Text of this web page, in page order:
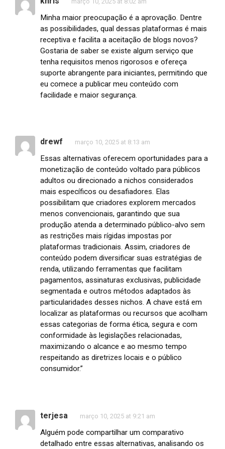
Minha maior preocupação é a aprovação. Dentre
as possibilidades, qual dessas plataformas é mais
receptiva e facilita a aceitação de blogs novos?
Gostaria de saber se existe algum serviço que
tenha requisitos menos rigorosos e ofereça
suporte abrangente para iniciantes, permitindo que
eu comece a publicar meu conteúdo com
facilidade e maior segurança.
drewf março 10, 2025 at 8:13 am
Essas alternativas oferecem oportunidades para a
monetização de conteúdo voltado para públicos
adultos ou direcionado a nichos considerados
mais específicos ou desafiadores. Elas
possibilitam que criadores explorem mercados
menos convencionais, garantindo que sua
produção atenda a determinado público-alvo sem
as restrições mais rígidas impostas por
plataformas tradicionais. Assim, criadores de
conteúdo podem diversificar suas estratégias de
renda, utilizando ferramentas que facilitam
pagamentos, assinaturas exclusivas, publicidade
segmentada e outros métodos adaptados às
particularidades desses nichos. A chave está em
localizar as plataformas ou recursos que acolham
essas categorias de forma ética, segura e com
conformidade às legislações relacionadas,
maximizando o alcance e ao mesmo tempo
respeitando as diretrizes locais e o público
consumidor.”
terjesa março 10, 2025 at 9:21 am
Alguém pode compartilhar um comparativo
detalhado entre essas alternativas, analisando os